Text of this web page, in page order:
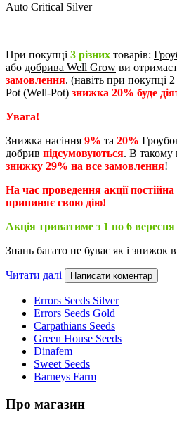
Auto Critical Silver
При покупці 3 різних товарів:
або добрива Well Grow ви
замовлення. (навіть при покупці
Pot (Well-Pot) знижка 20% буде
Увага!
Знижка насіння 9% та 20%
добрив підсумовуються. В такому
знижку 29% на все замовлення!
На час проведення акції
припиняє свою дію!
Акція триватиме з 1 по 6 вересня
Знань багато не буває як і знижок
Читати далі Написати коментар
Errors Seeds Silver
Errors Seeds Gold
Carpathians Seeds
Green House Seeds
Dinafem
Sweet Seeds
Barneys Farm
Про магазин